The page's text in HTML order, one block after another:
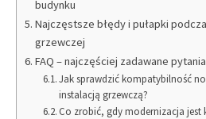
budynku
Najczęstsze błędy i pułapki
grzewczej
FAQ – najczęściej zadawane pytania
Jak sprawdzić kompatybilność
instalacją grzewczą?
Co zrobić, gdy modernizacja jest